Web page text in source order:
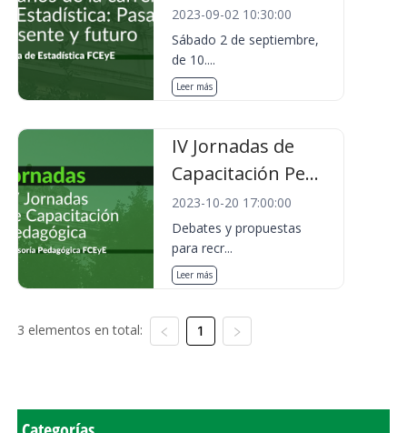
2023-09-02 10:30:00
Sábado 2 de septiembre,
de 10....
Leer más
IV Jornadas de
Capacitación Pe...
2023-10-20 17:00:00
Debates y propuestas
para recr...
Leer más
3 elementos en total: 1